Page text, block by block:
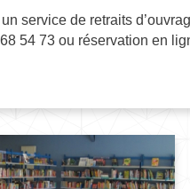
service de retraits
54 73 ou réservation en